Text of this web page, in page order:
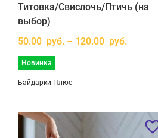
Титовка/Свислочь/Птичь (на
выбор)
50.00 руб. – 120.00 руб.
Новинка
Байдарки Плюс